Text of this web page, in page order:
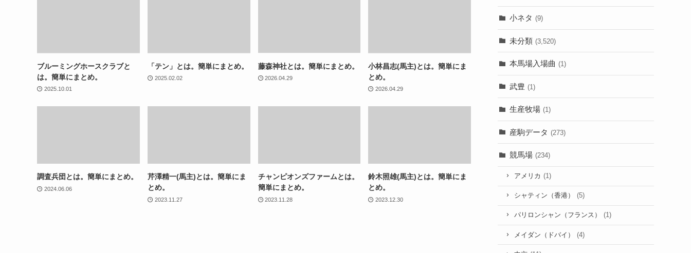
ブルーミングホースクラブと
は。簡単にまとめ。
2025.10.01
「テン」とは。簡単にまとめ。
2025.02.02
藤森神社とは。簡単にまとめ。
2026.04.29
小林昌志(馬主)とは。簡単にま
とめ。
2026.04.29
調査兵団とは。簡単にまとめ。
2024.06.06
芹澤精一(馬主)とは。簡単にま
とめ。
2023.11.27
チャンピオンズファームとは。
簡単にまとめ。
2023.11.28
鈴木照雄(馬主)とは。簡単にま
とめ。
2023.12.30
小ネタ (9)
未分類 (3,520)
本馬場入場曲 (1)
武豊 (1)
生産牧場 (1)
産駒データ (273)
競馬場 (234)
アメリカ (1)
シャティン（香港） (5)
パリロンシャン（フランス） (1)
メイダン（ドバイ） (4)